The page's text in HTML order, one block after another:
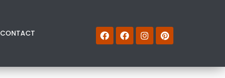
CONTACT